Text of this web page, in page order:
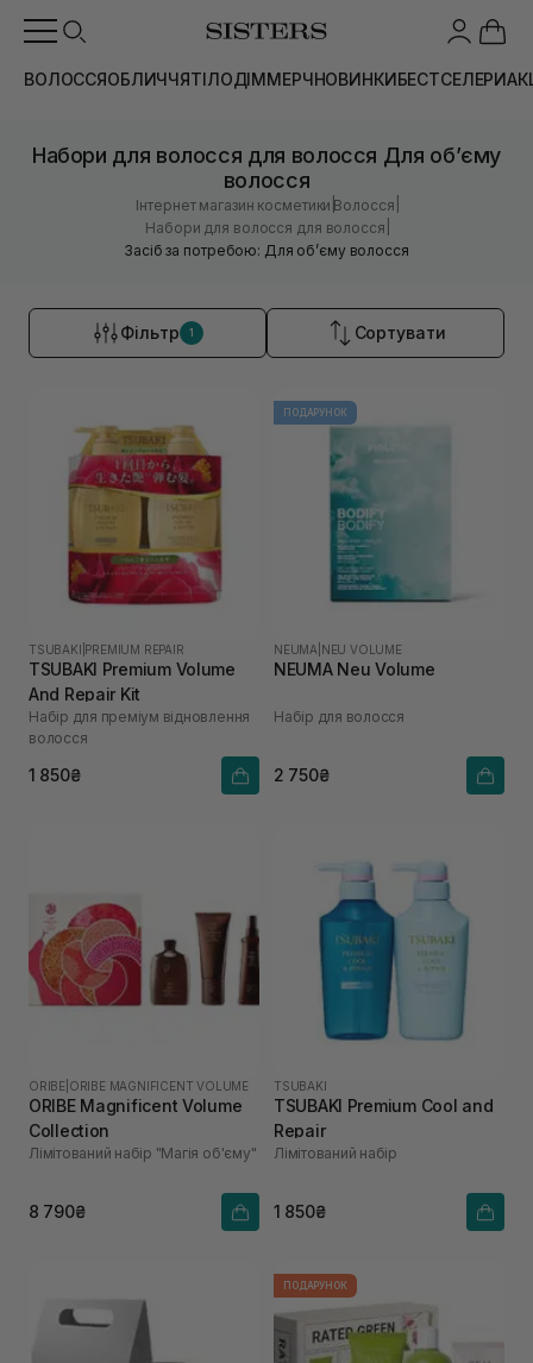
ВОЛОССЯОБЛИЧЧЯТІЛОДІММЕРЧНОВИНКИБЕСТСЕЛЕРИ
Набори для волосся для волосся Для обʼєму
волосся
Інтернет магазин косметики |Волосся
Набори для волосся для волосся
Засіб за потребою: Для обʼєму волосся
Фільтр 1 Сортувати
TSUBAKI PREMIUM REPAIR
TSUBAKI Premium Volume
And Repair Kit
Набір для преміум відновлення
волосся
1 850₴
ПОДАРУНОК
NEUMA NEU VOLUME
NEUMA Neu Volume
Набір для волосся
2 750₴
ORIBE ORIBE MAGNIFICENT VOLUME
ORIBE Magnificent Volume
Collection
Лімітований набір "Магія об'єму"
8 790₴
TSUBAKI
TSUBAKI Premium Cool and
Repair
Лімітований набір
1 850₴
ПОДАРУНОК